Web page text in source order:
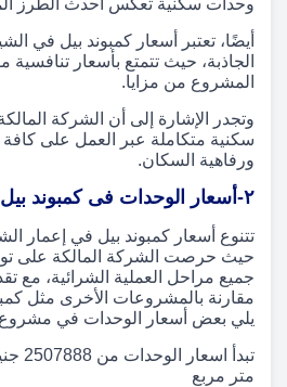
وحدات سكنية تعكس أحدث الطرز
أيضًا، تعتبر أسعار كمبوند بيل في
الجاذبة، حيث تتمتع بأسعار تنافسية
المشروع من مزايا.
وتجدر الإشارة إلى أن الشركة
سكنية متكاملة عبر العمل على
ورفاهية السكان.
٢- أسعار الوحدات فى كمبوند
تتنوع أسعار كمبوند بيل في إعمار
حيث حرصت الشركة المالكة على
جميع مراحل العملية الشرائية، مع
مقارنة بالمشروعات الأخرى مثل
يلي بعض أسعار الوحدات في
متر مربع